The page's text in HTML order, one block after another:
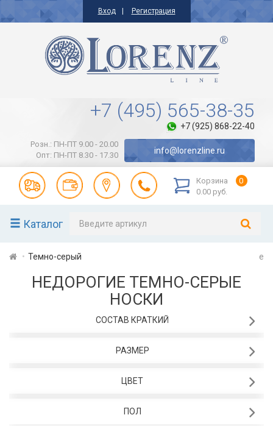
Вход Регистрация
+7 (495) 565-38-35
+7 (925) 868-22-40
Розн.: ПН-ПТ 9.00 - 20.00
Опт: ПН-ПТ 8.30 - 17.30
info@lorenzline.ru
Корзина
0
0.00 руб.
Каталог
Темно-серый e
НЕДОРОГИЕ ТЕМНО-СЕРЫЕ
НОСКИ
СОСТАВ КРАТКИЙ
РАЗМЕР
ЦВЕТ
ПОЛ